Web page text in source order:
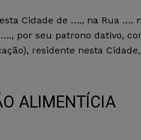
de …., na Rua ….
por seu patrono dativo,
residente nesta
ALIMENTÍCIA